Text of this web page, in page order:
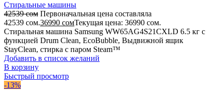
Стиральные машины
42539сом Первоначальная цена составляла
42539 сом.36990 сомТекущая цена: 36990 сом.
Стиральная машина Samsung WW65AG4S21CXLD 6.5 кг с
функцией Drum Clean, EcoBubble, Выдвижной ящик
StayClean, cтирка с паром Steam™
Добавить в список желаний
В корзину
Быстрый просмотр
-13%